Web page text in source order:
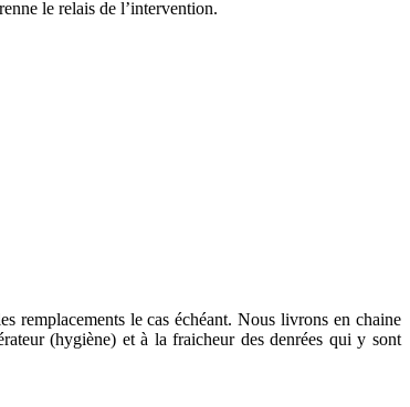
le relais de l’intervention.
remplacements le cas échéant. Nous livrons en chaine
(hygiène) et à la fraicheur des denrées qui y sont